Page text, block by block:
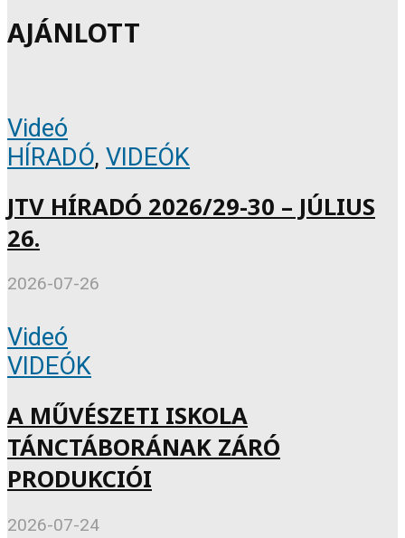
AJÁNLOTT
Videó
HÍRADÓ, VIDEÓK
JTV HÍRADÓ 2026/29-30 – JÚLIUS
26.
2026-07-26
Videó
VIDEÓK
A MŰVÉSZETI ISKOLA
TÁNCTÁBORÁNAK ZÁRÓ
PRODUKCIÓI
2026-07-24